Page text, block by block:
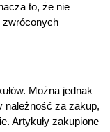
to, że nie
zwróconych
Można jednak
należność za zakup,
Artykuły zakupione